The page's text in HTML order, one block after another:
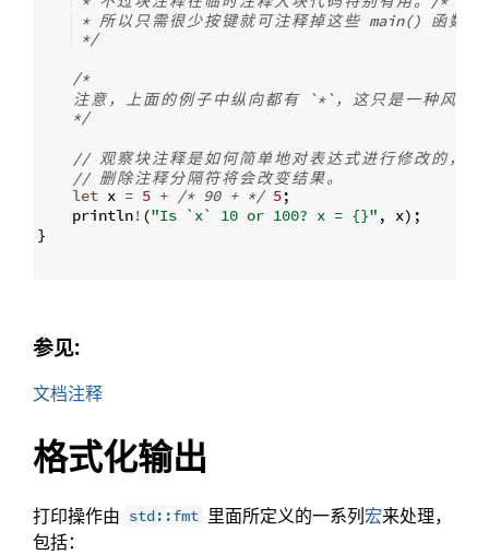
* 所 以只 需很 少按键就 可注释掉这些 main() 函 数
*/
/*
注意 ， 上面的 例 子 中纵向都 有 `*` ， 这只是 一种风
*/
// 观察块注释是如 何简单地对表达式进行 修改的 ，
// 删除注释 分隔符将 会改 变结果。
let x = 5 + /* 90 + */ 5;
    println
! ("Is `x` 10 or 100? x = {}" , x) ;
}
参见:
文档注释
格式化输出
打印操作由 std::fmt 里面所定义的一系列宏来处理，
包括：